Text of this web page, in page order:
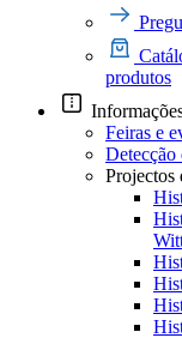
produtos
Feiras e
Detecção
Projectos